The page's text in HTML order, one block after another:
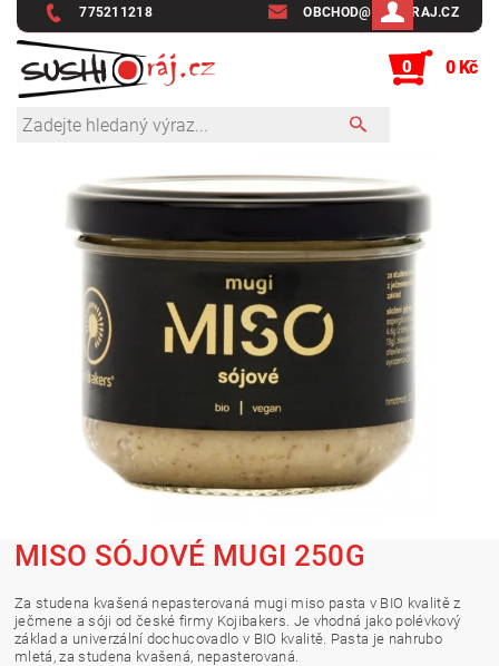
775211218 OBCHOD@SUSHIRAJ.CZ
0 0 Kč
MISO SÓJOVÉ MUGI 250G
Za studena kvašená nepasterovaná mugi miso pasta v BIO kvalitě z
ječmene a sóji od české firmy Kojibakers. Je vhodná jako polévkový
základ a univerzální dochucovadlo v BIO kvalitě. Pasta je nahrubo
mletá, za studena kvašená, nepasterovaná.